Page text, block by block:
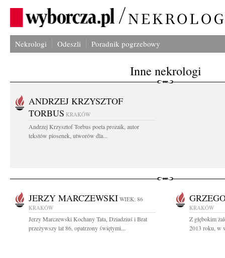
Nekrologi Odeszli Poradnik pogrzebowy
Inne nekrologi
ANDRZEJ KRZYSZTOF
TORBUS KRAKÓW
Andrzej Krzysztof Torbus poeta prozaik, autor
tekstów piosenek, utworów dla...
JERZY MARCZEWSKI WIEK: 86
KRAKÓW
Jerzy Marczewski Kochany Tata, Dziadziuś i Brat
przeżywszy lat 86, opatrzony świętymi...
KRAKÓW
Z głębokim
2013 roku, w